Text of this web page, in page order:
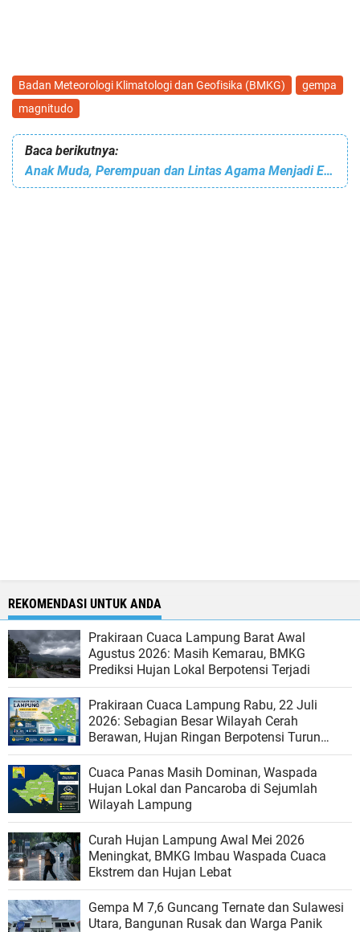
Badan Meteorologi Klimatologi dan Geofisika (BMKG)
gempa
magnitudo
Baca berikutnya:
Anak Muda, Perempuan dan Lintas Agama Menjadi Entitas Utama Perjuangan Partai Solidaritas Indonesia
REKOMENDASI UNTUK ANDA
Prakiraan Cuaca Lampung Barat Awal
Agustus 2026: Masih Kemarau, BMKG
Prediksi Hujan Lokal Berpotensi Terjadi
Prakiraan Cuaca Lampung Rabu, 22 Juli
2026: Sebagian Besar Wilayah Cerah
Berawan, Hujan Ringan Berpotensi Turun
pada Siang hingga Sore
Cuaca Panas Masih Dominan, Waspada
Hujan Lokal dan Pancaroba di Sejumlah
Wilayah Lampung
Curah Hujan Lampung Awal Mei 2026
Meningkat, BMKG Imbau Waspada Cuaca
Ekstrem dan Hujan Lebat
Gempa M 7,6 Guncang Ternate dan Sulawesi
Utara, Bangunan Rusak dan Warga Panik